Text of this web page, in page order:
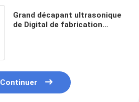
Grand décapant ultrasonique
de Digital de fabrication
Continuer